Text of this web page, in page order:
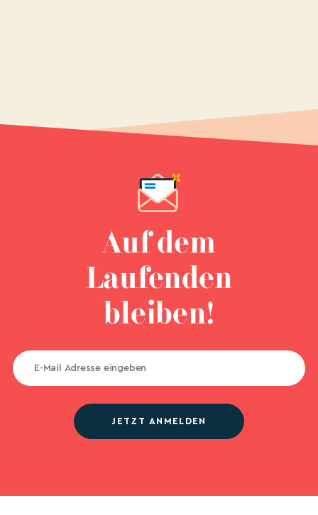
Auf dem
Laufenden
bleiben!
JETZT ANMELDEN